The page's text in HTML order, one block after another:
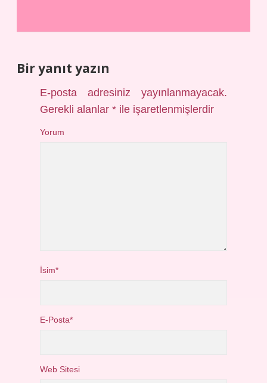
Bir yanıt yazın
E-posta adresiniz yayınlanmayacak.
Gerekli alanlar* ile işaretlenmişlerdir
Yorum
İsim*
E-Posta*
Web Sitesi